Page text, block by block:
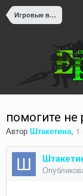
Игровые вопросы
помогите не
Автор Штакетина, 1